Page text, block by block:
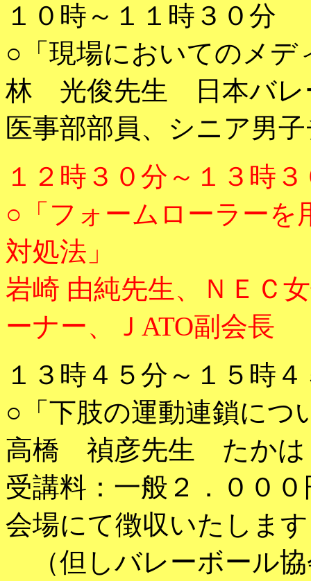
１０時～１１時３０分
○「現場においてのメデ
林 光俊先生 日本バレ
医事部部員、シニア男
１２時３０分～１３時
○「フォームローラーを
対処法」
岩崎 由純先生、ＮＥＣ
ーナー、Ｊ ATO副会長
１３時４５分～１５時
○「下肢の運動連鎖につ
高橋 禎彦先生 たかは
受講料：一般２．００
会場にて徴収いたしま
（但しバレーボール協